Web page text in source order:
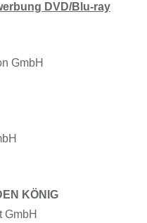
DVD/Blu-ray
GmbH
KÖNIG
GmbH